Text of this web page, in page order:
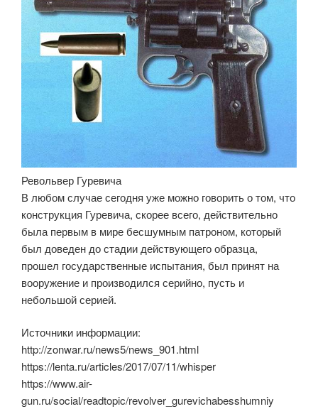
Револьвер Гуревича
В любом случае сегодня уже можно говорить о том, что
конструкция Гуревича, скорее всего, действительно
была первым в мире бесшумным патроном, который
был доведен до стадии действующего образца,
прошел государственные испытания, был принят на
вооружение и производился серийно, пусть и
небольшой серией.
Источники информации:
http://zonwar.ru/news5/news_901.html
https://lenta.ru/articles/2017/07/11/whisper
https://www.air-
gun.ru/social/readtopic/revolver_gurevichabesshumniy